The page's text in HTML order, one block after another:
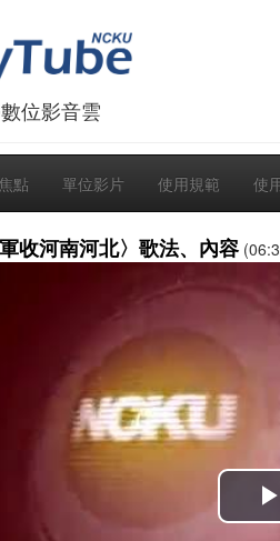
位影音雲
點 單位影片 使用規範 使
收河南河北〉歌法、內容